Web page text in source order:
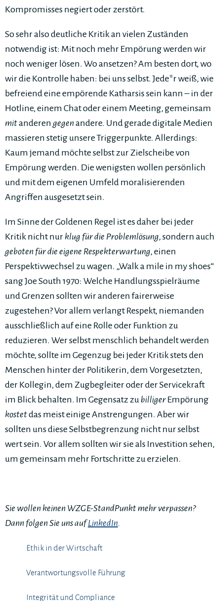
Kompromisses negiert oder zerstört.
So sehr also deutliche Kritik an vielen Zuständen
notwendig ist: Mit noch mehr Empörung werden wir
noch weniger lösen. Wo ansetzen? Am besten dort, wo
wir die Kontrolle haben: bei uns selbst. Jede*r weiß, wie
befreiend eine empörende Katharsis sein kann – in der
Hotline, einem Chat oder einem Meeting, gemeinsam
mitanderen gegenandere. Und gerade digitale Medien
massieren stetig unsere Triggerpunkte. Allerdings:
Kaum jemand möchte selbst zur Zielscheibe von
Empörung werden. Die wenigsten wollen persönlich
und mit dem eigenen Umfeld moralisierenden
Angriffen ausgesetzt sein.
Im Sinne der Goldenen Regel ist es daher bei jeder
Kritik nicht nur klug für die Problemlösung, sondern auch
geboten für die eigene Respekterwartung, einen
Perspektivwechsel zu wagen. „Walk a mile in my shoes“
sang Joe South 1970: Welche Handlungsspielräume
und Grenzen sollten wir anderen fairerweise
zugestehen? Vor allem verlangt Respekt, niemanden
ausschließlich auf eine Rolle oder Funktion zu
reduzieren. Wer selbst menschlich behandelt werden
möchte, sollte im Gegenzug bei jeder Kritik stets den
Menschen hinter der Politikerin, dem Vorgesetzten,
der Kollegin, dem Zugbegleiter oder der Servicekraft
im Blick behalten. Im Gegensatz zu billiger Empörung
kostetdas meist einige Anstrengungen. Aber wir
sollten uns diese Selbstbegrenzung nicht nur selbst
wert sein. Vor allem sollten wir sie als Investition sehen,
um gemeinsam mehr Fortschritte zu erzielen.
Sie wollen keinen WZGE-StandPunkt mehr verpassen?
Dann folgen Sie uns aufLinkedIn.
Ethik in der Wirtschaft
Verantwortungsvolle Führung
Integrität und Compliance